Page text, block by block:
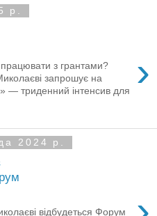
р.
›
працювати з грантами?
запрошує на
— триденний інтенсив для
2024 р.
відбудеться Форум